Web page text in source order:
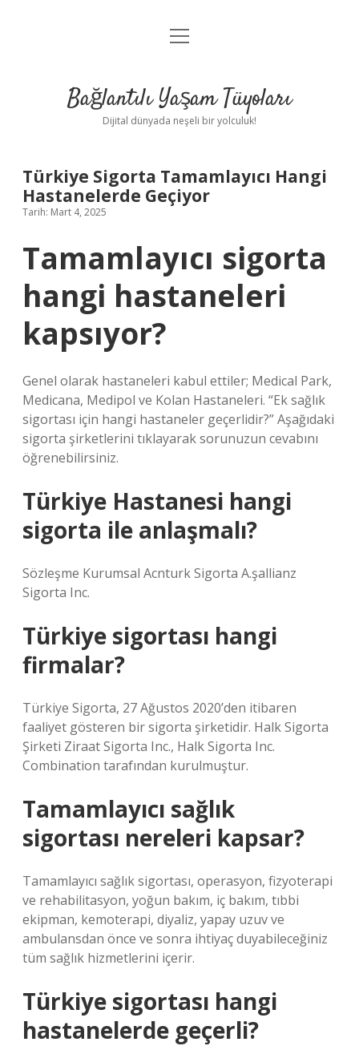
Anasayfa
Yasal Uyarı
menüyü
Bağlantılı Yaşam Tüyoları
Dijital dünyada neşeli bir yolculuk!
Türkiye Sigorta Tamamlayıcı Hangi
Hastanelerde Geçiyor
Tarih: Mart 4, 2025
Tamamlayıcı sigorta
hangi hastaneleri
kapsıyor?
Genel olarak hastaneleri kabul ettiler; Medical Park,
Medicana, Medipol ve Kolan Hastaneleri. “Ek sağlık
sigortası için hangi hastaneler geçerlidir?” Aşağıdaki
sigorta şirketlerini tıklayarak sorunuzun cevabını
öğrenebilirsiniz.
Türkiye Hastanesi hangi
sigorta ile anlaşmalı?
Sözleşme Kurumsal Acnturk Sigorta A.şallianz
Sigorta Inc.
Türkiye sigortası hangi
firmalar?
Türkiye Sigorta, 27 Ağustos 2020’den itibaren
faaliyet gösteren bir sigorta şirketidir. Halk Sigorta
Şirketi Ziraat Sigorta Inc., Halk Sigorta Inc.
Combination tarafından kurulmuştur.
Tamamlayıcı sağlık
sigortası nereleri kapsar?
Tamamlayıcı sağlık sigortası, operasyon, fizyoterapi
ve rehabilitasyon, yoğun bakım, iç bakım, tıbbi
ekipman, kemoterapi, diyaliz, yapay uzuv ve
ambulansdan önce ve sonra ihtiyaç duyabileceğiniz
tüm sağlık hizmetlerini içerir.
Türkiye sigortası hangi
hastanelerde geçerli?